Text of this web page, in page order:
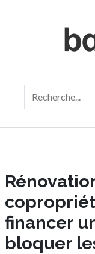
financer
bloquer